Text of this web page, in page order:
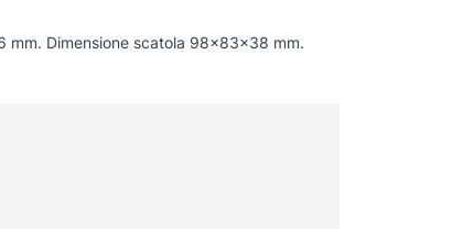
mm. Dimensione scatola 98x83x38 mm.